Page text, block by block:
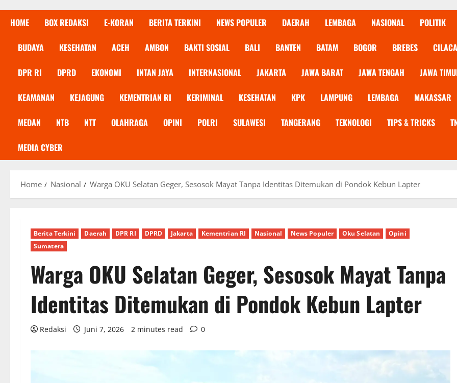
HOME BOX REDAKSI E-KORAN BERITA TERKINI NEWS POPULER DAERAH LEMBAGA NASIONAL POLITIK
BUDAYA KESEHATAN ACEH AMBON BAKTI SOSIAL BALI BANTEN BATAM BOGOR BREBES
DPR RI DPRD EKONOMI INTAN JAYA INTERNASIONAL JAKARTA JAWA BARAT JAWA TENGAH JAWA
KEAMANAN KEJAGUNG KEMENTRIAN RI KERIMINAL KESEHATAN KPK LAMPUNG LEMBAGA MAKASSAR
MEDAN NTB NTT OLAHRAGA OPINI POLRI SULAWESI TANGERANG TEKNOLOGI TIPS & TRICKS
MEDIA CYBER
Home Nasional Warga OKU Selatan Geger, Sesosok Mayat Tanpa Identitas Ditemukan di Pondok Kebun Lapter
Berita Terkini Daerah DPR RI DPRD Jakarta Kementrian RI Nasional News Populer Oku Selatan
Opini
Sumatera
Warga OKU Selatan Geger, Sesosok Mayat Tanpa
Identitas Ditemukan di Pondok Kebun Lapter
Redaksi Juni 7, 2026 2 minutes read 0